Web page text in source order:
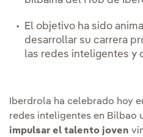
El objetivo ha sido
desarrollar su carrera
las redes inteligentes y
Iberdrola ha celebrado hoy
redes inteligentes en Bilbao
impulsar el talento joven